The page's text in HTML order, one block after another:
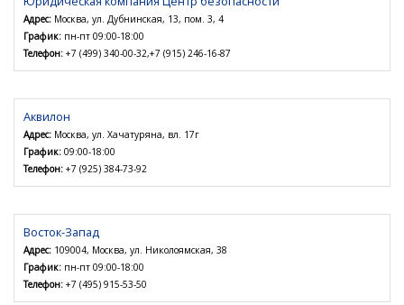
Адрес: Москва, ул. Дубнинская, 13, пом. 3, 4
График: пн-пт 09:00-18:00
Телефон: +7 (499) 340-00-32,+7 (915) 246-16-87
Аквилон
Адрес: Москва, ул. Хачатуряна, вл. 17г
График: 09:00-18:00
Телефон: +7 (925) 384-73-92
Восток-Запад
Адрес: 109004, Москва, ул. Николоямская, 38
График: пн-пт 09:00-18:00
Телефон: +7 (495) 915-53-50